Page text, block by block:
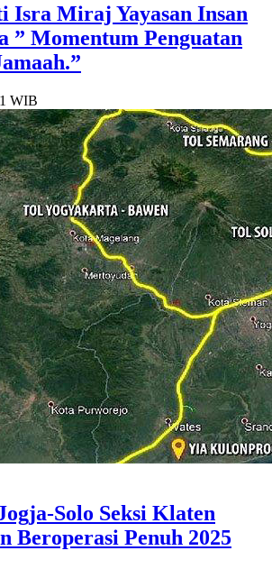
Isra Miraj Yayasan Insan
” Momentum Penguatan
WIB
Solo Seksi Klaten
Beroperasi Penuh 2025